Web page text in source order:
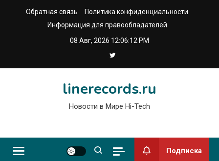
Обратная связь
Политика конфиденциальности
Информация для правообладателей
08 Авг, 2026 12:06:12 PM
linerecords.ru
Новости в Мире Hi-Tech
Подписка